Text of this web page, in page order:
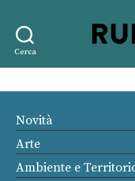
Cerca
Novità
Arte
Ambiente e